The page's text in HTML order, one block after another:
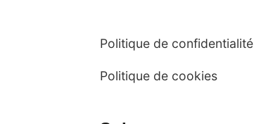
Politique de confidentialité
Politique de cookies